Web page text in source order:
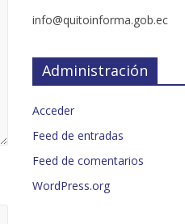
info@quitoinforma.gob.ec
Administración
Acceder
Feed de entradas
Feed de comentarios
WordPress.org